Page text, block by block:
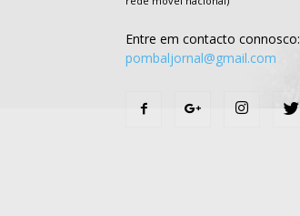
Entre em contacto connosco:
pombaljornal@gmail.com